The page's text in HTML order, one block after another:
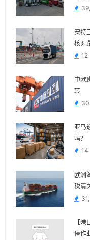
安特
核对
12
中欧
转
亚马
吗？
14
欧洲
税清
【
停作